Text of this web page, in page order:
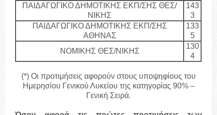
ΠΑΙΔΑΓΩΓΙΚΟ ΔΗΜΟΤΙΚΗΣ ΕΚΠ/ΣΗΣ ΘΕΣ/
ΝΙΚΗΣ
143
3
ΠΑΙΔΑΓΩΓΙΚΟ ΔΗΜΟΤΙΚΗΣ ΕΚΠ/ΣΗΣ
ΑΘΗΝΑΣ
133
5
ΝΟΜΙΚΗΣ ΘΕΣ/ΝΙΚΗΣ
130
4
(*) Οι προτιμήσεις αφορούν στους υποψηφίους του
Ημερησίου Γενικού Λυκείου της κατηγορίας 90% –
Γενική Σειρά.